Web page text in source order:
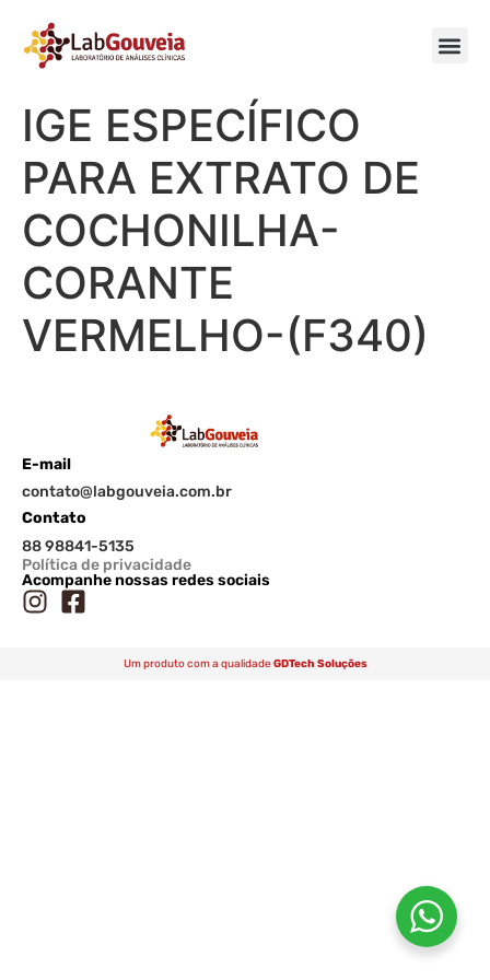
IGE ESPECÍFICO
PARA EXTRATO DE
COCHONILHA-
CORANTE
VERMELHO-(F340)
E-mail
contato@labgouveia.com.br
Contato
88 98841-5135
Política de privacidade
Acompanhe nossas redes sociais
Um produto com a qualidade GDTech Soluções